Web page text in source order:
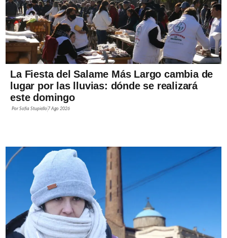
La Fiesta del Salame Más Largo cambia de
lugar por las lluvias: dónde se realizará
este domingo
PorSofía Stupiello 7 Ago 2026